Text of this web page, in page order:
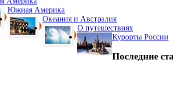
Южная Америка
Океания и Австралия
О путешествиях
Курорты России
Последние